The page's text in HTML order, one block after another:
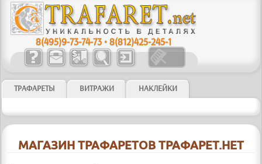
8(495)9-73-74-73 •8(812)425-245-1
ТРАФАРЕТЫ ВИТРАЖИ НАКЛЕЙКИ
МАГАЗИН ТРАФАРЕТОВ ТРАФАРЕТ.НЕТ